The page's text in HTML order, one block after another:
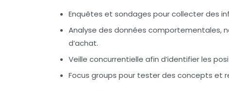
Enquêtes et sondages pour collecter des
Analyse des données comportementales,
d’achat.
Veille concurrentielle afin d’identifier les
Focus groups pour tester des concepts et